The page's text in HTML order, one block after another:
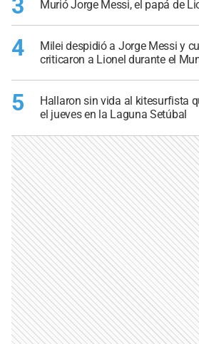
3 Murió Jorge Messi, el papá de
4
Milei despidió a Jorge Messi y
criticaron a Lionel durante el
5
Hallaron sin vida al kitesurfista
el jueves en la Laguna Setúbal